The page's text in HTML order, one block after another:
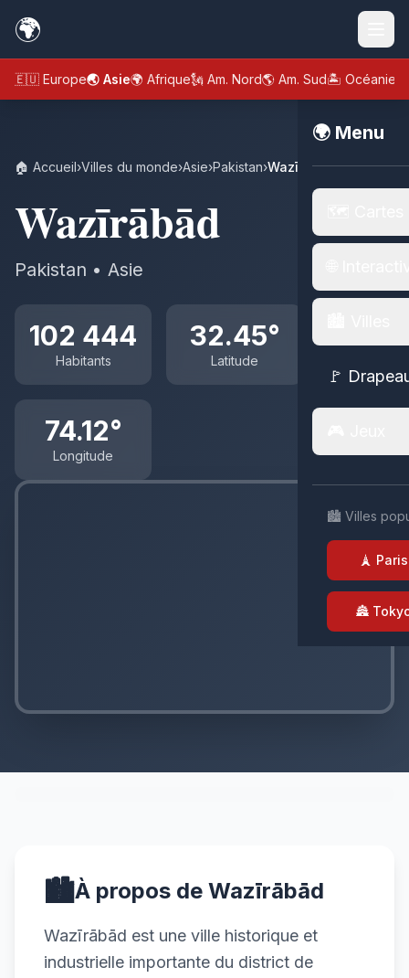
🌍
🇪🇺 Europe🌏 Asie🌍 Afrique🗽 Am. Nord🌎 Am. Sud🏝️ Océanie
🌍 Menu
🚩
🏙️ Villes
🗼 Paris
🏯
🏠 Accueil›Villes du monde›Asie›Pakistan›Wazīrābād
Wazīrābād
Pakistan • Asie
102 444
Habitants
32.45°
Latitude
74.12°
Longitude
🏙️À propos de Wazīrābād
Wazīrābād est une ville historique et
industrielle importante du district de